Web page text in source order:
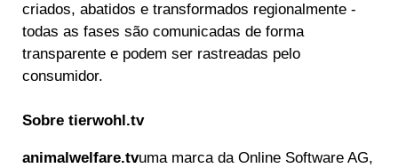
criados, abatidos e transformados regionalmente -
todas as fases são comunicadas de forma
transparente e podem ser rastreadas pelo
consumidor.
Sobre tierwohl.tv
animalwelfare.tvuma marca da Online Software AG,